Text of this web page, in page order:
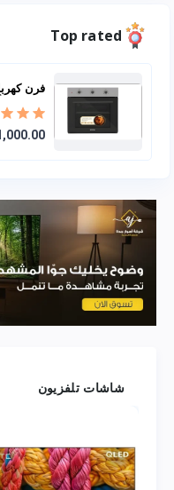
Top rated
شاشات تلفزيون